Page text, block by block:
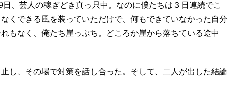
、芸人の稼ぎどき真っ只中。なのに僕たちは３日連続でこ
くできる風を装っていただけで、何もできていなかった自分
もなく、俺たち崖っぷち。どころか崖から落ちている途中
し、その場で対策を話し合った。そして、二人が出した結論